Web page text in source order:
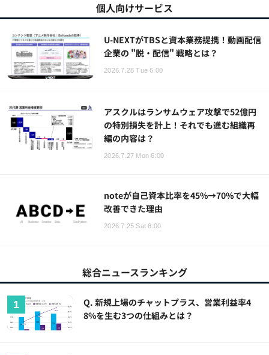
個人向けサービス
U-NEXTがTBSと資本業務提携！動画配信
企業の "脱・配信" 戦略とは？
2026.7.28 Tue 6:00
アスクルはランサムウェア攻撃で52億円
の特別損失を計上！それでも進む組織再
編の内容は？
2026.7.27 Mon 6:00
noteが自己資本比率を45%→70%で大幅
改善できた理由
2026.7.25 Sat 6:00
総合ニュースランキング
Q. 新規上場のチャットプラス、営業利益率4
8%を生む3つの仕組みとは？